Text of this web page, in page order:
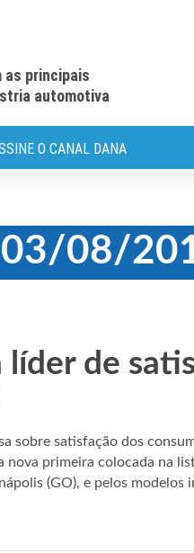
as principais
automotiva
O CANAL DANA
03/08/
líder de
sobre satisfação dos
primeira colocada na
(GO), e pelos modelos